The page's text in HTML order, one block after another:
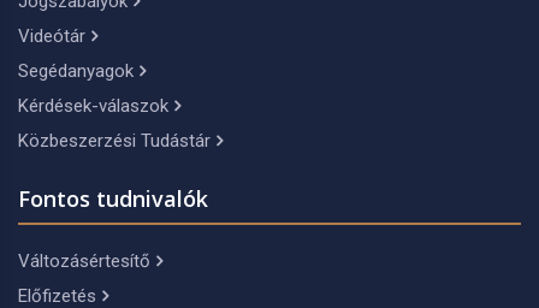
Videótár
Segédanyagok
Kérdések-válaszok
Közbeszerzési Tudástár
Fontos tudnivalók
Változásértesítő
Előfizetés